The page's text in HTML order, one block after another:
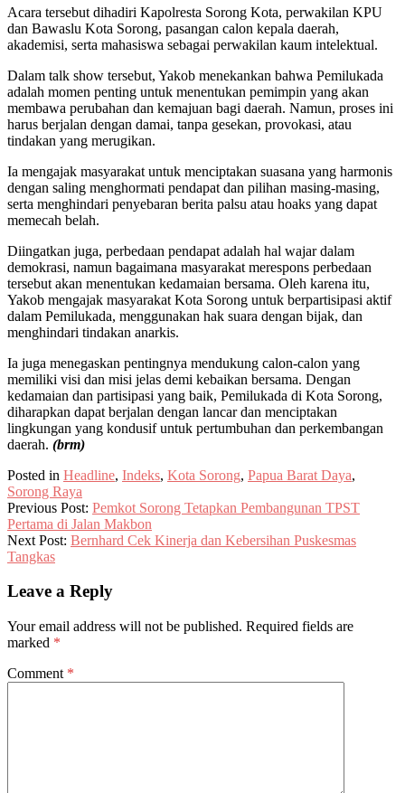
Acara tersebut dihadiri Kapolresta Sorong Kota, perwakilan KPU
dan Bawaslu Kota Sorong, pasangan calon kepala daerah,
akademisi, serta mahasiswa sebagai perwakilan kaum intelektual.
Dalam talk show tersebut, Yakob menekankan bahwa Pemilukada
adalah momen penting untuk menentukan pemimpin yang akan
membawa perubahan dan kemajuan bagi daerah. Namun, proses ini
harus berjalan dengan damai, tanpa gesekan, provokasi, atau
tindakan yang merugikan.
Ia mengajak masyarakat untuk menciptakan suasana yang harmonis
dengan saling menghormati pendapat dan pilihan masing-masing,
serta menghindari penyebaran berita palsu atau hoaks yang dapat
memecah belah.
Diingatkan juga, perbedaan pendapat adalah hal wajar dalam
demokrasi, namun bagaimana masyarakat merespons perbedaan
tersebut akan menentukan kedamaian bersama. Oleh karena itu,
Yakob mengajak masyarakat Kota Sorong untuk berpartisipasi aktif
dalam Pemilukada, menggunakan hak suara dengan bijak, dan
menghindari tindakan anarkis.
Ia juga menegaskan pentingnya mendukung calon-calon yang
memiliki visi dan misi jelas demi kebaikan bersama. Dengan
kedamaian dan partisipasi yang baik, Pemilukada di Kota Sorong,
diharapkan dapat berjalan dengan lancar dan menciptakan
lingkungan yang kondusif untuk pertumbuhan dan perkembangan
daerah. (brm)
Posted in Headline, Indeks, Kota Sorong, Papua Barat Daya,
Sorong Raya
Previous Post: Pemkot Sorong Tetapkan Pembangunan TPST
Pertama di Jalan Makbon
Next Post: Bernhard Cek Kinerja dan Kebersihan Puskesmas
Tangkas
Leave a Reply
Your email address will not be published. Required fields are
marked *
Comment *